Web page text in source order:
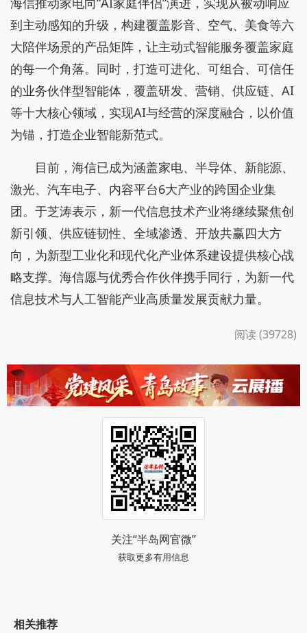
到主动感知的升级，构建覆盖影音、空气、美食等六
大陪伴场景的产品矩阵，让主动式智能服务覆盖家庭
的每一个角落。同时，打造可进化、可组合、可信任
的业务伙伴型智能体，覆盖研发、营销、供应链、AI
等十大核心领域，实现AI与经营的深度融合，以价值
为锚，打造企业智能新范式。
目前，海信已成为涵盖家电、半导体、新能源、
激光、汽车电子、内容平台6大产业的跨国企业集
团。于芝涛表示，新一代信息技术产业将继续聚焦创
新引领、供应链韧性、全域渗透、开放共赢四大方
向，为新型工业化和现代化产业体系建设提供核心战
略支撑。海信愿与优秀合作伙伴携手同行，为新一代
信息技术与人工智能产业高质量发展贡献力量。
阅读 (39728)
关注“半岛网官微”
获取更多有用信息
相关推荐